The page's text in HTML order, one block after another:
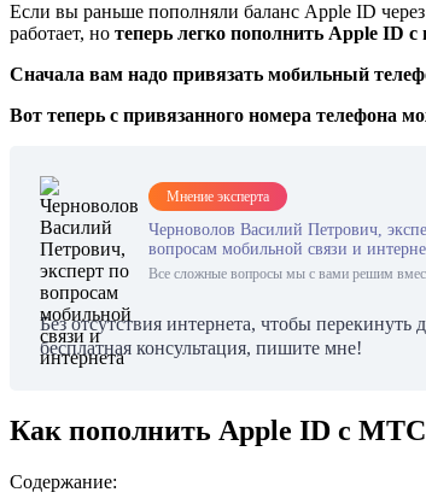
Если вы раньше пополняли баланс Apple ID
работает, но теперь легко пополнить Apple ID
Сначала вам надо привязать мобильный
Вот теперь с привязанного номера телефона
Мнение эксперта
Черноволов Василий Петрович,
вопросам мобильной связи и
Все сложные вопросы мы с вами решим
Без отсутствия интернета, чтобы
бесплатная консультация, пишите мне!
Как пополнить Apple ID с
Содержание: